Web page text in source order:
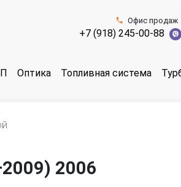
Офис продаж
+7 (918) 245-00-88
Оптика Топливная система
2006